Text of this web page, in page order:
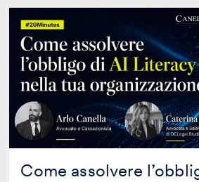
eventi
Come assolvere
assolvere
l’obbligo
Literacy
nella
tua
organizzazione?